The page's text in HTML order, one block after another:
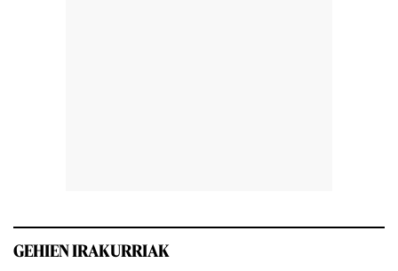
GEHIEN IRAKURRIAK